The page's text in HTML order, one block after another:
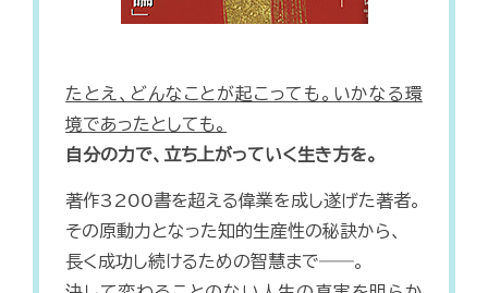
たとえ、どんなことが起こっても。いかなる環
境であったとしても。
自分の力で、立ち上がっていく生き方を。
著作3200書を超える偉業を成し遂げた著者。
その原動力となった知的生産性の秘訣から、
長く成功し続けるための智慧まで――。